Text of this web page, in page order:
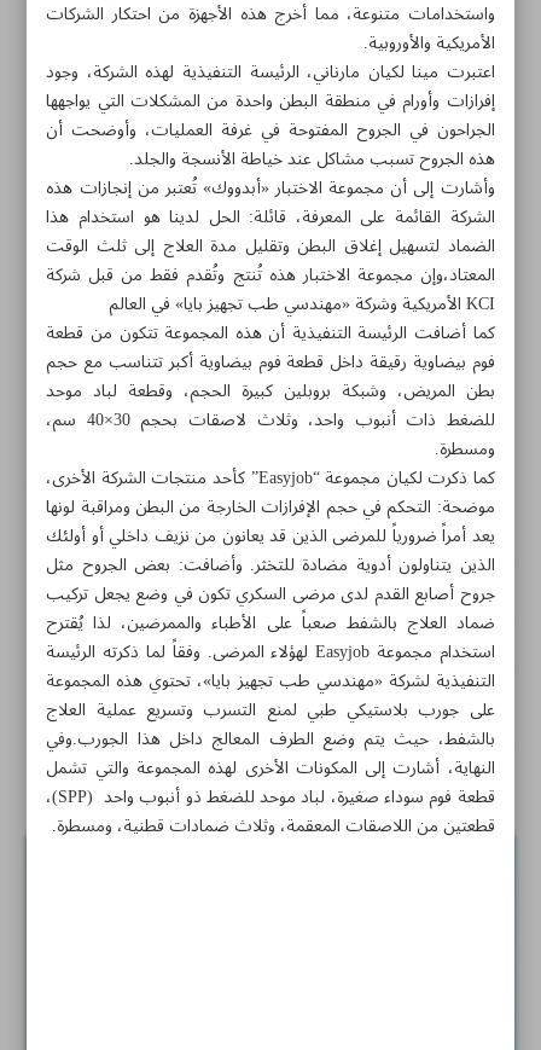
مواضيع هذه الصفحة
تصدير أجهزة اختبار المواد الإنتاجية إلى 20 دولة في العالم
ضمادات سريعة للجروح المفتوحة في البطن
رائدة أعمال إيرانية تؤكد أهمية «بريكس» لتطوير الشركات
الناشئة
تصميم جهاز استشعار حيوي للكشف عن بكتيريا سرطان
المعدة
واستخدامات متنوعة، مما أخرج هذه الأجهزة من احتكار الشركات
الأمريكية والأوروبية.
اعتبرت مينا لکيان مارناني، الرئيسة التنفيذية لهذه الشركة، وجود
إفرازات وأورام في منطقة البطن واحدة من المشكلات التي يواجهها
الجراحون في الجروح المفتوحة في غرفة العمليات، وأوضحت أن
هذه الجروح تسبب مشاكل عند خياطة الأنسجة والجلد.
وأشارت إلى أن مجموعة الاختبار «أبدووك» تُعتبر من إنجازات هذه
الشركة القائمة على المعرفة، قائلة: الحل لدينا هو استخدام هذا
الضماد لتسهيل إغلاق البطن وتقليل مدة العلاج إلى ثلث الوقت
المعتاد،وإن مجموعة الاختبار هذه تُنتج وتُقدم فقط من قبل شركة
KCI الأمريكية وشركة «مهندسي طب تجهيز بایا» في العالم
كما أضافت الرئيسة التنفيذية أن هذه المجموعة تتكون من قطعة
فوم بيضاوية رقيقة داخل قطعة فوم بيضاوية أكبر تتناسب مع حجم
بطن المريض، وشبكة بروبلين كبيرة الحجم، وقطعة لباد موحد
للضغط ذات أنبوب واحد، وثلاث لاصقات بحجم 30×40 سم،
ومسطرة.
كما ذكرت لکيان مجموعة “Easyjob” كأحد منتجات الشركة الأخرى،
موضحة: التحكم في حجم الإفرازات الخارجة من البطن ومراقبة لونها
يعد أمراً ضرورياً للمرضى الذين قد يعانون من نزيف داخلي أو أولئك
الذين يتناولون أدوية مضادة للتخثر. وأضافت: بعض الجروح مثل
جروح أصابع القدم لدى مرضى السكري تكون في وضع يجعل تركيب
ضماد العلاج بالشفط صعباً على الأطباء والممرضين، لذا يُقترح
استخدام مجموعة Easyjob لهؤلاء المرضى. وفقاً لما ذكرته الرئيسة
التنفيذية لشركة «مهندسي طب تجهيز بایا»، تحتوي هذه المجموعة
على جورب بلاستيكي طبي لمنع التسرب وتسريع عملية العلاج
بالشفط، حيث يتم وضع الطرف المعالج داخل هذا الجورب.وفي
النهاية، أشارت إلى المكونات الأخرى لهذه المجموعة والتي تشمل
قطعة فوم سوداء صغيرة، لباد موحد للضغط ذو أنبوب واحد (SPP)،
قطعتين من اللاصقات المعقمة، وثلاث ضمادات قطنية، ومسطرة.